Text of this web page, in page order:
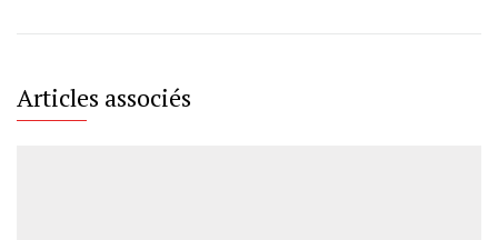
Articles associés